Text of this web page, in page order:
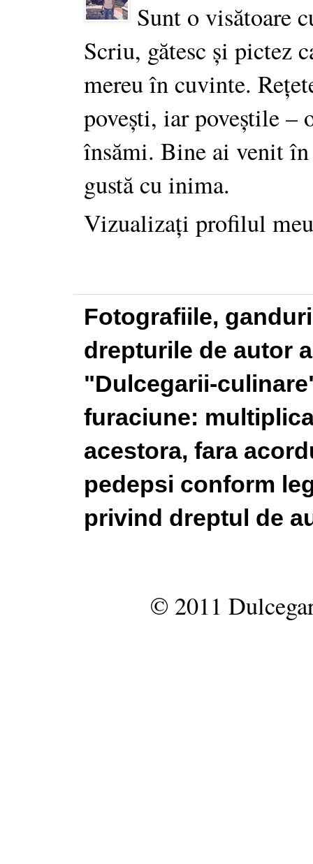
Sunt o visătoare
Scriu, gătesc și pictez
mereu în cuvinte.
povești, iar poveștile –
însămi. Bine ai venit
gustă cu inima.
Vizualizați profilul
Fotografiile,
drepturile de autor
"Dulcegarii-
furaciune:
acestora, fara
pedepsi conform
privind dreptul de
© 2011